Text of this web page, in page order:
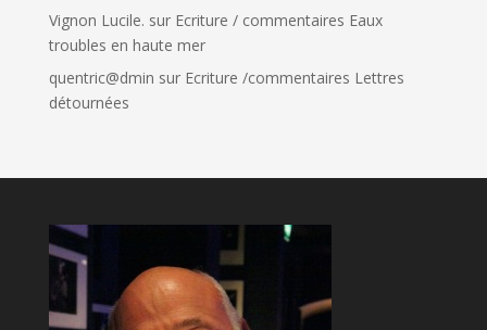
Vignon Lucile. sur Ecriture / commentaires Eaux
troubles en haute mer
quentric@dmin sur Ecriture /commentaires Lettres
détournées